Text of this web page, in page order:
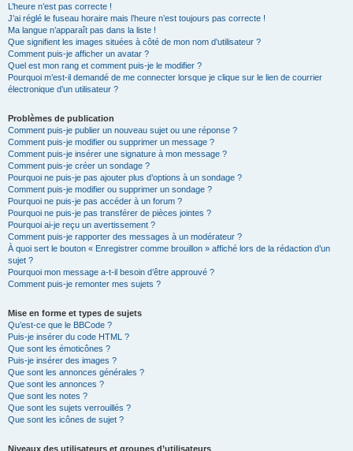
L’heure n’est pas correcte !
J’ai réglé le fuseau horaire mais l’heure n’est toujours pas correcte !
Ma langue n’apparaît pas dans la liste !
Que signifient les images situées à côté de mon nom d’utilisateur ?
Comment puis-je afficher un avatar ?
Quel est mon rang et comment puis-je le modifier ?
Pourquoi m’est-il demandé de me connecter lorsque je clique sur le lien de courrier
électronique d’un utilisateur ?
Problèmes de publication
Comment puis-je publier un nouveau sujet ou une réponse ?
Comment puis-je modifier ou supprimer un message ?
Comment puis-je insérer une signature à mon message ?
Comment puis-je créer un sondage ?
Pourquoi ne puis-je pas ajouter plus d’options à un sondage ?
Comment puis-je modifier ou supprimer un sondage ?
Pourquoi ne puis-je pas accéder à un forum ?
Pourquoi ne puis-je pas transférer de pièces jointes ?
Pourquoi ai-je reçu un avertissement ?
Comment puis-je rapporter des messages à un modérateur ?
À quoi sert le bouton « Enregistrer comme brouillon » affiché lors de la rédaction d’un
sujet ?
Pourquoi mon message a-t-il besoin d’être approuvé ?
Comment puis-je remonter mes sujets ?
Mise en forme et types de sujets
Qu’est-ce que le BBCode ?
Puis-je insérer du code HTML ?
Que sont les émoticônes ?
Puis-je insérer des images ?
Que sont les annonces générales ?
Que sont les annonces ?
Que sont les notes ?
Que sont les sujets verrouillés ?
Que sont les icônes de sujet ?
Niveaux des utilisateurs et groupes d’utilisateurs